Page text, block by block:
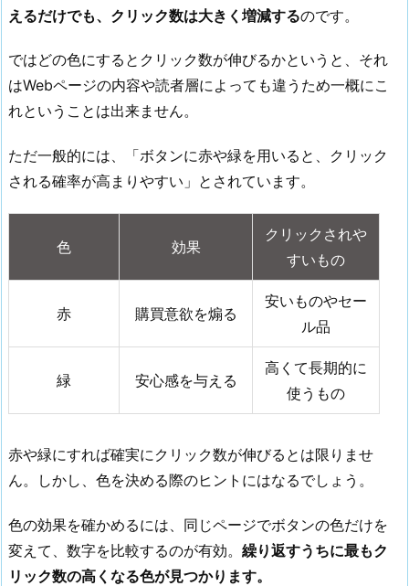
えるだけでも、クリック数は大きく増減するのです。
ではどの色にするとクリック数が伸びるかというと、それ
はWebページの内容や読者層によっても違うため一概にこ
れということは出来ません。
ただ一般的には、「ボタンに赤や緑を用いると、クリック
される確率が高まりやすい」とされています。
色 効果
クリックされや
すいもの
赤 購買意欲を煽る
安いものやセー
ル品
緑 安心感を与える
高くて長期的に
使うもの
赤や緑にすれば確実にクリック数が伸びるとは限りませ
ん。しかし、色を決める際のヒントにはなるでしょう。
色の効果を確かめるには、同じページでボタンの色だけを
変えて、数字を比較するのが有効。 繰り返すうちに最もク
リック数の高くなる色が見つかります。